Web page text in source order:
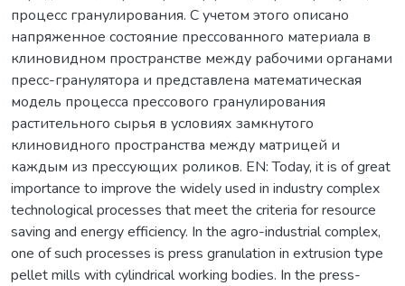
процесс гранулирования. С учетом этого описано
напряженное состояние прессованного материала в
клиновидном пространстве между рабочими органами
пресс-гранулятора и представлена математическая
модель процесса прессового гранулирования
растительного сырья в условиях замкнутого
клиновидного пространства между матрицей и
каждым из прессующих роликов. EN: Today, it is of great
importance to improve the widely used in industry complex
technological processes that meet the criteria for resource
saving and energy efficiency. In the agro-industrial complex,
one of such processes is press granulation in extrusion type
pellet mills with cylindrical working bodies. In the press-